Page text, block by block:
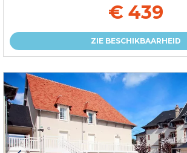
€ 439
ZIE BESCHIKBAARHEID